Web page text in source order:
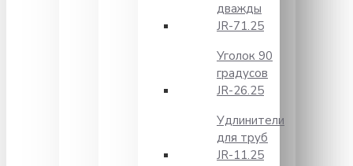
дважды
JR-71.25
Уголок 90
градусов
JR-26.25
Удлинители
для труб
JR-11.25